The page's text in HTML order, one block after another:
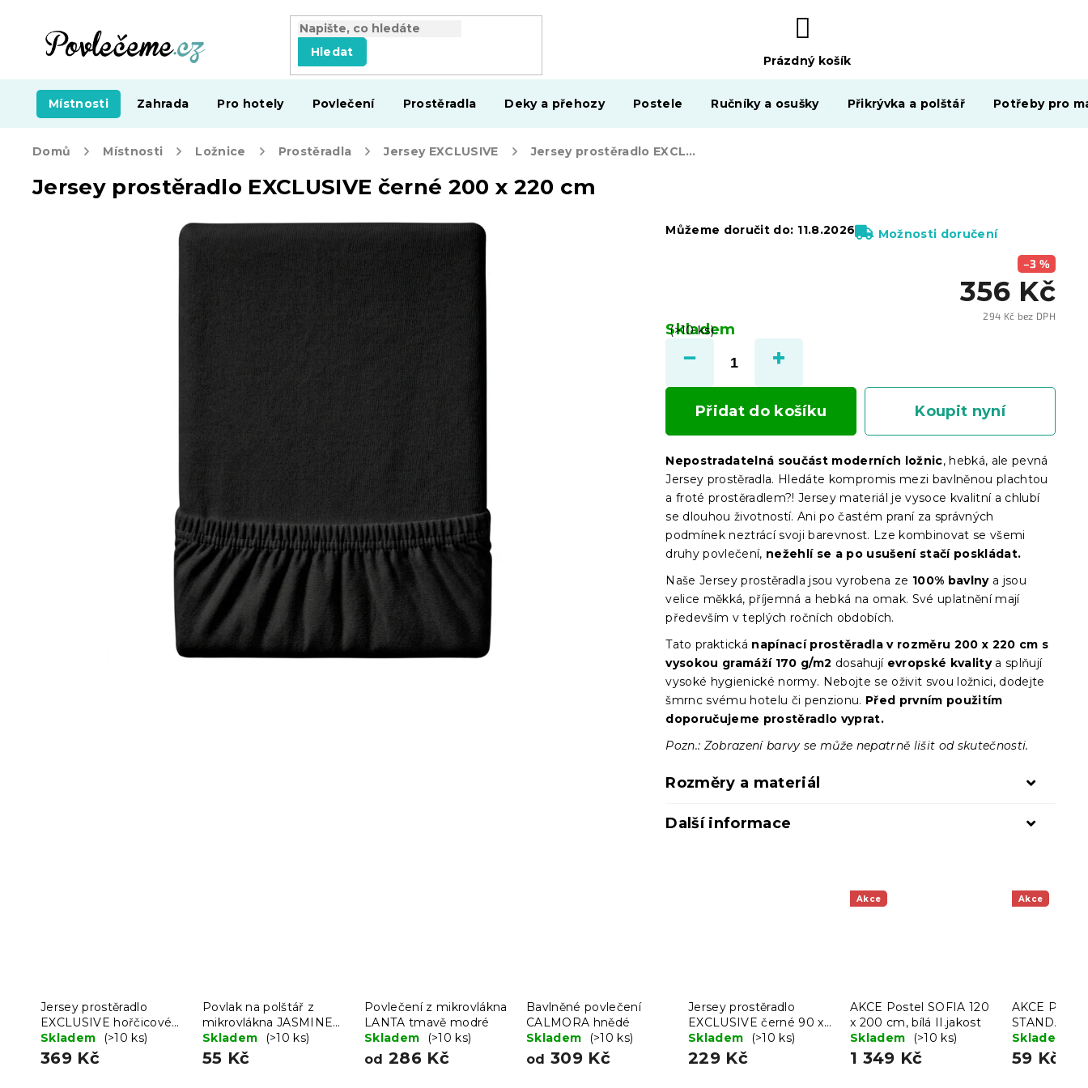
Hledat
NÁKUPNÍ
KOŠÍK
Prázdný košík
Místnosti Zahrada Pro hotely Povlečení Prostěradla Deky a přehozy Postele Ručníky a osušky Přikrývka a polštář Potřeby pro
Domů Místnosti Ložnice Prostěradla Jersey EXCLUSIVE Jersey prostěradlo EXCLUSIVE černé 200 x 220 cm
Jersey prostěradlo EXCLUSIVE černé 200 x 220 cm
–3 %
356 Kč
294 Kč bez DPH
Skladem
(>10 ks)
Můžeme doručit do: 11.8.2026 Možnosti doručení
Přidat do košíku Koupit nyní
Nepostradatelná součást moderních ložnic, hebká, ale pevná
Jersey prostěradla. Hledáte kompromis mezi bavlněnou plachtou
a froté prostěradlem?! Jersey materiál je vysoce kvalitní a chlubí
se dlouhou životností. Ani po častém praní za správných
podmínek neztrácí svoji barevnost. Lze kombinovat se všemi
druhy povlečení, nežehlí se a po usušení stačí poskládat.
Naše Jersey prostěradla jsou vyrobena ze 100% bavlnya jsou
velice měkká, příjemná a hebká na omak. Své uplatnění mají
především v teplých ročních obdobích.
Tato praktická napínací prostěradla v rozměru 200 x 220 cm s
vysokou gramáží 170 g/m2 dosahujíevropské kvalitya splňují
vysoké hygienické normy. Nebojte se oživit svou ložnici, dodejte
šmrnc svému hotelu či penzionu. Před prvním použitím
doporučujeme prostěradlo vyprat.
Pozn.: Zobrazení barvy se může nepatrně lišit od skutečnosti.
Rozměry a materiál
Další informace
Jersey prostěradlo
EXCLUSIVE hořčicové
200 x 220 cm
Skladem (>10 ks)
369 Kč
Povlak na polštář z
mikrovlákna JASMINE
45x45 cm, světle šedý
Skladem (>10 ks)
55 Kč
Povlečení z mikrovlákna
LANTA tmavě modré
Skladem
(>10 ks)
od 286 Kč
Bavlněné povlečení
CALMORA hnědé
Skladem
(>10 ks)
od 309 Kč
Jersey prostěradlo
EXCLUSIVE černé 90 x
200 cm
Skladem (>10 ks)
229 Kč
Akce
AKCE Postel SOFIA 120
x 200 cm, bílá II.jakost
Skladem
(>10 ks)
1 349 Kč
Akce
AKCE
STANDARD
II. jakost
Skladem
59 Kč